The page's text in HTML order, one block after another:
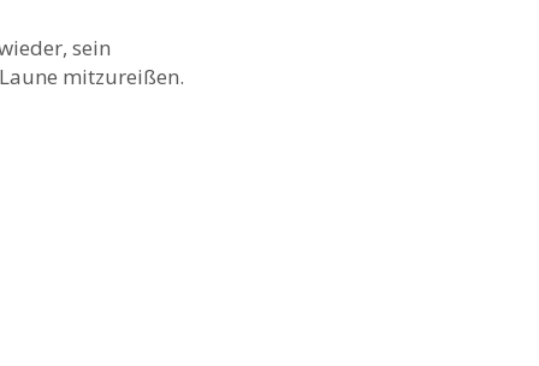
sein
mitzureißen.